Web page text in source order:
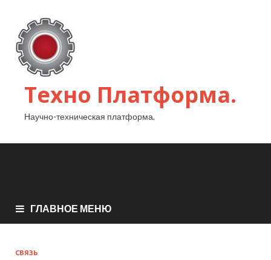
Техно Платформа.
Научно-техническая платформа.
ГЛАВНОЕ МЕНЮ
СВЯЗЬ